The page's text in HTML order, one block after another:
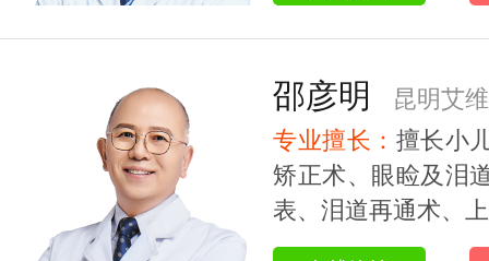
邵彦明
昆明艾
教授
专业擅长： 擅长小
矫正术、眼睑及泪
表、泪道再通术、